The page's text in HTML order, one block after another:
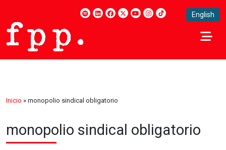
English
Inicio » monopolio sindical obligatorio
monopolio sindical obligatorio